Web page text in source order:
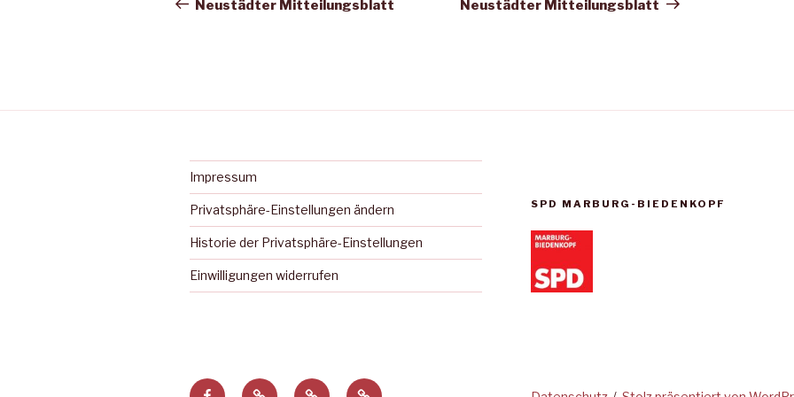
Neustädter Mitteilungsblatt Neustädter Mitteilungsblatt
Impressum
Privatsphäre-Einstellungen ändern
Historie der Privatsphäre-Einstellungen
Einwilligungen widerrufen
SPD MARBURG-BIEDENKOPF
FacebookPrivatsphäre-
HistorieEinwilligungen